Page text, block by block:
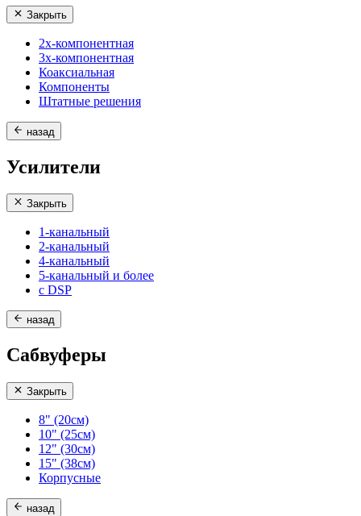
Закрыть
2х-компонентная
3х-компонентная
Коаксиальная
Компоненты
Штатные решения
назад
Усилители
Закрыть
1-канальный
2-канальный
4-канальный
5-канальный и более
с DSP
назад
Сабвуферы
Закрыть
8" (20см)
10" (25см)
12" (30см)
15" (38см)
Корпусные
назад